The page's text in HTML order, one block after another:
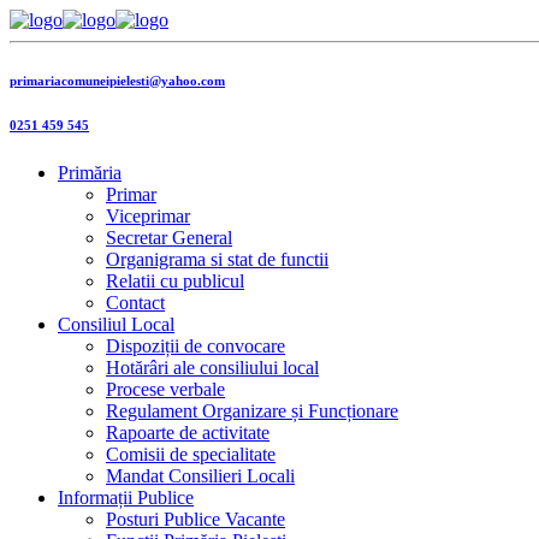
primariacomuneipielesti@yahoo.com
0251 459 545
Primăria
Primar
Viceprimar
Secretar General
Organigrama si stat de functii
Relatii cu publicul
Contact
Consiliul Local
Dispoziții de convocare
Hotărâri ale consiliului local
Procese verbale
Regulament Organizare și Funcționare
Rapoarte de activitate
Comisii de specialitate
Mandat Consilieri Locali
Informații Publice
Posturi Publice Vacante